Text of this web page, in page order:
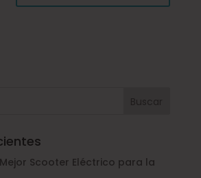
Scooter Eléctrico para la